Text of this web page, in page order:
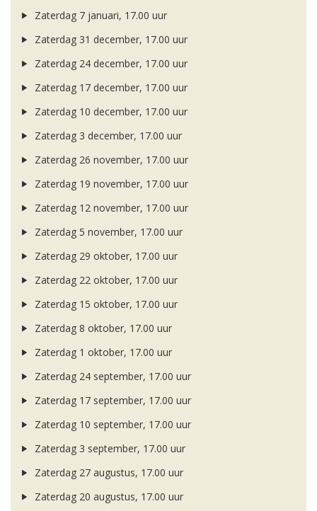
Zaterdag 7 januari, 17.00 uur
Zaterdag 31 december, 17.00 uur
Zaterdag 24 december, 17.00 uur
Zaterdag 17 december, 17.00 uur
Zaterdag 10 december, 17.00 uur
Zaterdag 3 december, 17.00 uur
Zaterdag 26 november, 17.00 uur
Zaterdag 19 november, 17.00 uur
Zaterdag 12 november, 17.00 uur
Zaterdag 5 november, 17.00 uur
Zaterdag 29 oktober, 17.00 uur
Zaterdag 22 oktober, 17.00 uur
Zaterdag 15 oktober, 17.00 uur
Zaterdag 8 oktober, 17.00 uur
Zaterdag 1 oktober, 17.00 uur
Zaterdag 24 september, 17.00 uur
Zaterdag 17 september, 17.00 uur
Zaterdag 10 september, 17.00 uur
Zaterdag 3 september, 17.00 uur
Zaterdag 27 augustus, 17.00 uur
Zaterdag 20 augustus, 17.00 uur